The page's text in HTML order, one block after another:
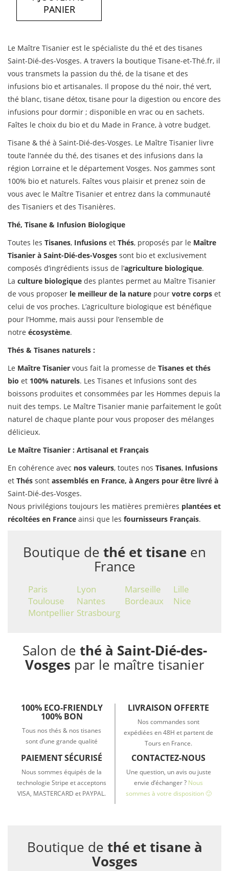
PANIER
Le Maître Tisanier est le spécialiste du thé et des tisanes
Saint-Dié-des-Vosges. A travers la boutique Tisane-et-Thé.fr, il
vous transmets la passion du thé, de la tisane et des
infusions bio et artisanales. Il propose du thé noir, thé vert,
thé blanc, tisane détox, tisane pour la digestion ou encore des
infusions pour dormir ; disponible en vrac ou en sachets.
Faîtes le choix du bio et du Made in France, à votre budget.
Tisane & thé à Saint-Dié-des-Vosges. Le Maître Tisanier livre
toute l’année du thé, des tisanes et des infusions dans la
région Lorraine et le département Vosges. Nos gammes sont
100% bio et naturels. Faîtes vous plaisir et prenez soin de
vous avec le Maître Tisanier et entrez dans la communauté
des Tisaniers et des Tisanières.
Thé, Tisane & Infusion Biologique
Toutes les Tisanes, Infusions et Thés, proposés par le Maître
Tisanier à Saint-Dié-des-Vosges sont bio et exclusivement
composés d’ingrédients issus de l’agriculture biologique.
La culture biologique des plantes permet au Maître Tisanier
de vous proposer le meilleur de la nature pour votre corps et
celui de vos proches. L’agriculture biologique est bénéfique
pour l’Homme, mais aussi pour l’ensemble de
notre écosystème.
Thés & Tisanes naturels :
Le Maître Tisanier vous fait la promesse de Tisanes et thés
bio et 100% naturels. Les Tisanes et Infusions sont des
boissons produites et consommées par les Hommes depuis la
nuit des temps. Le Maître Tisanier manie parfaitement le goût
naturel de chaque plante pour vous proposer des mélanges
délicieux.
Le Maître Tisanier : Artisanal et Français
En cohérence avec nos valeurs, toutes nos Tisanes, Infusions
et Thés sont assemblés en France, à Angers pour être livré à
Saint-Dié-des-Vosges.
Nous privilégions toujours les matières premières plantées et
récoltées en France ainsi que les fournisseurs Français.
Boutique de thé et tisane en
France
Paris Lyon Marseille
Lille
Toulouse
Nantes Bordeaux
Nice
Montpellier Strasbourg
Salon de thé à Saint-Dié-des-
Vosges par le maître tisanier
100% ECO-FRIENDLY
100% BON
Tous nos thés & nos tisanes
sont d’une grande qualité
LIVRAISON OFFERTE
Nos commandes sont
expédiées en 48H et partent de
Tours en France.
PAIEMENT SÉCURISÉ
Nous sommes équipés de la
technologie Stripe et acceptons
VISA, MASTERCARD et PAYPAL.
CONTACTEZ-NOUS
Une question, un avis ou juste
envie d’échanger ? Nous
sommes à votre disposition 🙂
Boutique de thé et tisane à
Vosges